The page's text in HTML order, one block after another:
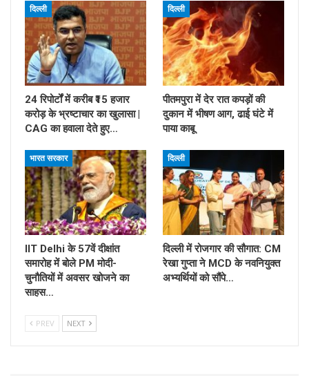
दिल्ली
24 रिपोर्टों में करीब ₹15 हजार
करोड़ के भ्रष्टाचार का खुलासा |
CAG का हवाला देते हुए…
दिल्ली
पीतमपुरा में देर रात कपड़ों की
दुकान में भीषण आग, ढाई घंटे में
पाया काबू
भारत सरकार
IIT Delhi के 57वें दीक्षांत
समारोह में बोले PM मोदी-
चुनौतियों में अवसर खोजने का
साहस…
दिल्ली
दिल्ली में रोजगार की सौगात: CM
रेखा गुप्ता ने MCD के नवनियुक्त
अभ्यर्थियों को सौंपे…
PREV NEXT